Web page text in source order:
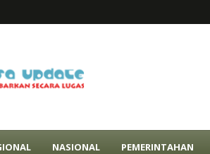
NASIONAL PEMERINTAHAN